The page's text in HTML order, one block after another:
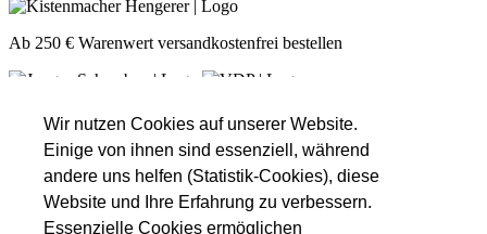
Wir nutzen Cookies auf unserer Website.
Einige von ihnen sind essenziell, während
andere uns helfen (Statistik-Cookies), diese
Website und Ihre Erfahrung zu verbessern.
Essenzielle Cookies ermöglichen
Ab 250 € Warenwert versandkostenfrei bestellen
Montag
Nach Absprache!
Dienstag
Nach Absprache!
Mittwoch
Nach Absprache!
Donnerstag
16:00 - 18:30
Freitag
16:00 - 18:30